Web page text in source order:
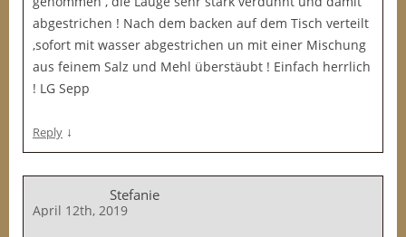
abgestrichen ! Nach dem backen auf dem Tisch verteilt
,sofort mit wasser abgestrichen un mit einer Mischung
aus feinem Salz und Mehl überstäubt ! Einfach herrlich
! LG Sepp
Reply ↓
Stefanie
April 12th, 2019